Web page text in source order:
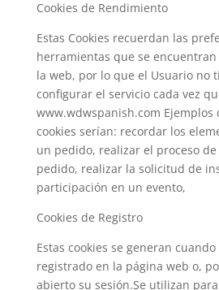
Cookies de Rendimiento
Estas Cookies recuerdan las
herramientas que se encuentran
la web, por lo que el Usuario no
configurar el servicio cada vez
www.wdwspanish.com Ejemplos
cookies serían: recordar los
un pedido, realizar el proceso
pedido, realizar la solicitud de
participación en un evento,
Cookies de Registro
Estas cookies se generan
registrado en la página web o,
abierto su sesión.Se utilizan